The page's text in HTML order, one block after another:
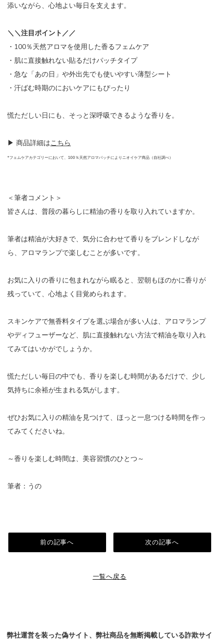
添いながら、心地よい毎日を支えます。
＼＼注目ポイント／／
・100％天然アロマを使用した香るフェムケア
・肌に直接触れない貼るだけパッチタイプ
・急な「あの日」や外出先でも使いやすい薄型シート
・汗ばむ時期のにおいケアにもぴったり
慌ただしい日にも、そっと深呼吸できるような香りを。
▶︎ 商品詳細はこちら
*フェムケアカテゴリーにおいて、100％天然アロマパッチによりニオイケア商品（自社調べ）
＜筆者コメント＞
皆さんは、普段の暮らしに精油の香りを取り入れていますか。
筆者は精油が大好きで、気分に合わせて香りをブレンドしなが
ら、アロマランプで楽しむことが多いです。
お気に入りの香りに包まれながら眠ると、翌朝もほのかに香りが
残っていて、心地よく目覚められます。
スキンケアで無香料タイプを選ぶ場合が多い人は、アロマランプ
やディフューザーなど、肌に直接触れない方法で精油を取り入れ
てみてはいかがでしょうか。
慌ただしい毎日の中でも、香りを楽しむ時間があるだけで、少し
気持ちに余裕が生まれる気がします。
ぜひお気に入りの精油を見つけて、ほっと一息つける時間を作っ
てみてくださいね。
～香りを楽しむ時間は、美容習慣のひとつ～
筆者：うの
前の記事へ
一覧へ戻る
次の記事へ
弊社運営を装った偽サイト、弊社商品を無断掲載している詐欺サイ